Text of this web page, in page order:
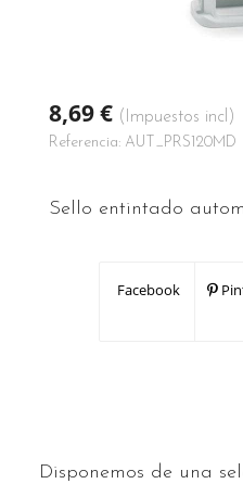
8,69 € (Impuestos incl)
Referencia: AUT_PRS120MD
Sello entintado
Facebook
Disponemos de una